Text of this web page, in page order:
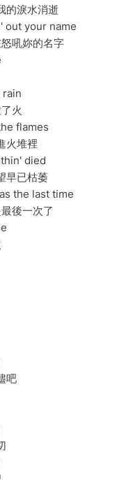
的淚水消逝
out your name
吼妳的名字
火
flames
火堆裡
died
早已枯萎
the last time
後一次了
吧